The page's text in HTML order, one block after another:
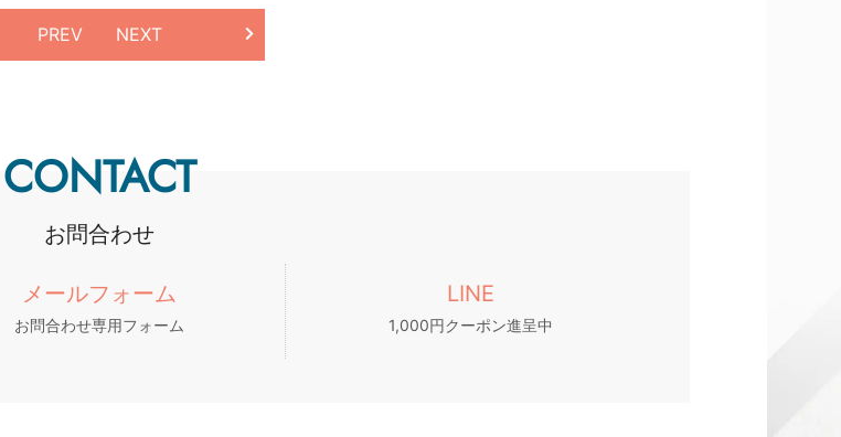
PREV NEXT
CONTACT
お問合わせ
メールフォーム
お問合わせ専用フォーム
LINE
1,000円クーポン進呈中